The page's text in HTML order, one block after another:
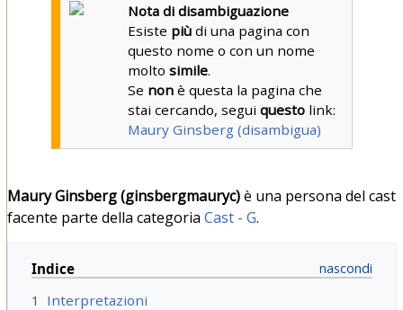
Nota di disambiguazione
Esiste più di una pagina con
questo nome o con un nome
moltosimile.
Se non è questa la pagina che
stai cercando, seguiquesto link:
Maury Ginsberg (disambigua)
Maury Ginsberg (ginsbergmauryc)è una persona del cast
facente parte della categoria Cast - G.
Indice
1
Interpretazioni